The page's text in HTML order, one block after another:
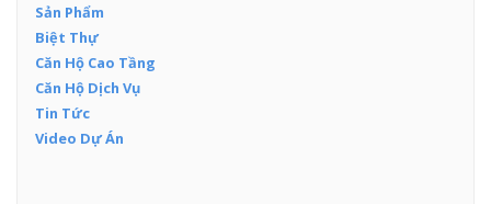
Sản Phẩm
Biệt Thự
Căn Hộ Cao Tầng
Căn Hộ Dịch Vụ
Tin Tức
Video Dự Án